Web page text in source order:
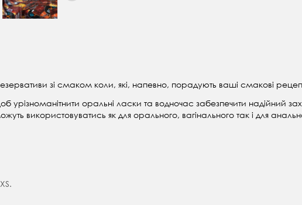
зі смаком коли, які, напевно, порадують ваші смакові
урізноманітнити оральні ласки та водночас забезпечити надійний
використовуватись як для орального, вагінального так і для